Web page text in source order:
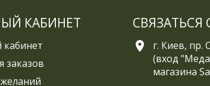
КАБИНЕТ
заказов
СВЯЗАТЬСЯ
г. Киев, пр.
(вход
магазина